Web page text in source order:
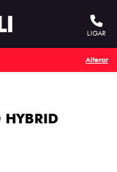
LIGAR
Alterar
HYBRID